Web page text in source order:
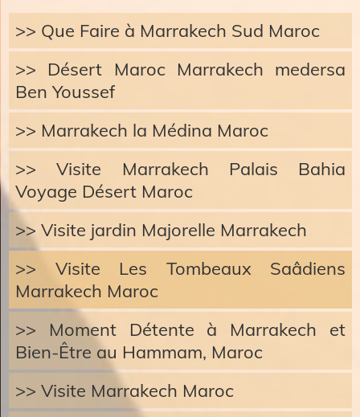
>> Que Faire à Marrakech Sud Maroc
>> Désert Maroc Marrakech medersa
Ben Youssef
>> Marrakech la Médina Maroc
>> Visite Marrakech Palais Bahia
Voyage Désert Maroc
>> Visite jardin Majorelle Marrakech
>> Visite Les Tombeaux Saâdiens
Marrakech Maroc
>> Moment Détente à Marrakech et
Bien-Être au Hammam, Maroc
>> Visite Marrakech Maroc